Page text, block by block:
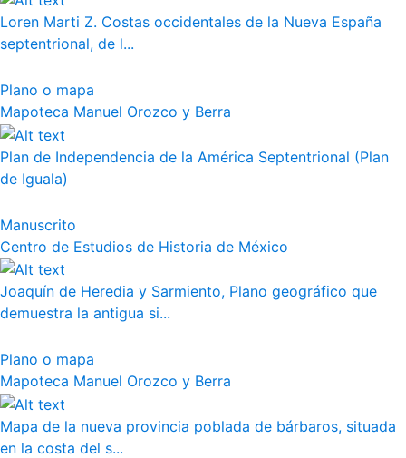
Loren Marti Z. Costas occidentales de la Nueva España
septentrional, de l...
Plano o mapa
Mapoteca Manuel Orozco y Berra
Plan de Independencia de la América Septentrional (Plan
de Iguala)
Manuscrito
Centro de Estudios de Historia de México
Joaquín de Heredia y Sarmiento, Plano geográfico que
demuestra la antigua si...
Plano o mapa
Mapoteca Manuel Orozco y Berra
Mapa de la nueva provincia poblada de bárbaros, situada
en la costa del s...